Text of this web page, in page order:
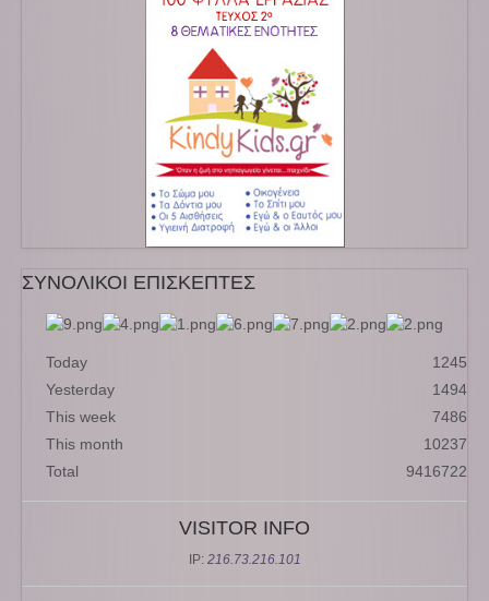
ΣΥΝΟΛΙΚΟΙ ΕΠΙΣΚΕΠΤΕΣ
Today
1245
Yesterday
1494
This week
7486
This month
10237
Total
9416722
VISITOR INFO
IP: 216.73.216.101